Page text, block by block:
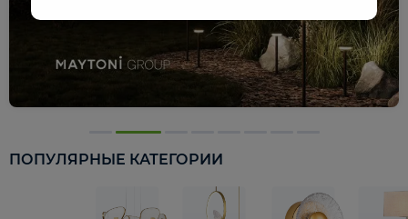
ПОПУЛЯРНЫЕ КАТЕГОРИИ